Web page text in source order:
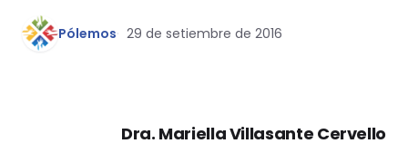
Pólemos 29 de setiembre de 2016
Dra. Mariella Villasante Cervello